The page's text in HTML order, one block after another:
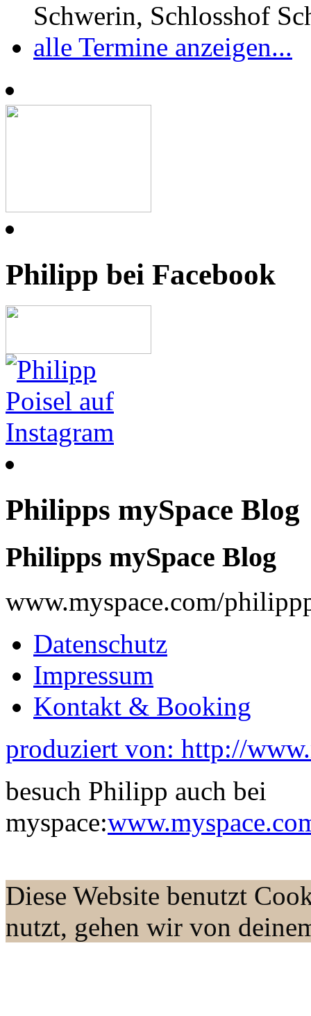
Schwerin, Schlosshof
alle Termine anzeigen...
Philipp bei Facebook
Philipps mySpace Blog
Philipps mySpace Blog
www.myspace.com/
Datenschutz
Impressum
Kontakt & Booking
produziert von: http://
besuch Philipp auch bei
myspace:
Diese Website benutzt
nutzt, gehen wir von